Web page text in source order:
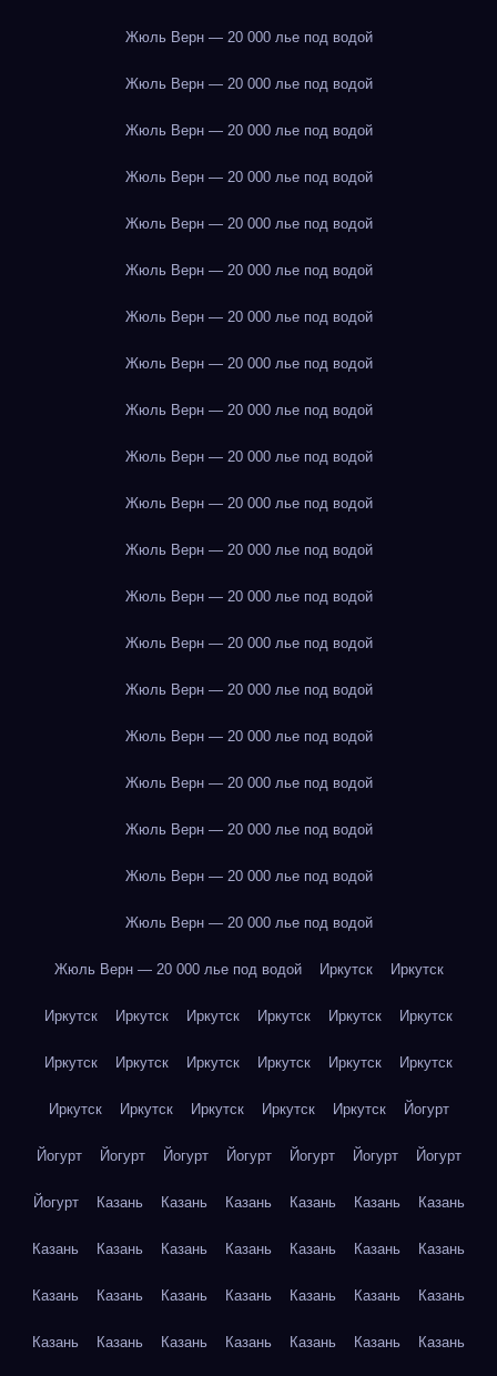
Жюль Верн — 20 000 лье под водой
Жюль Верн — 20 000 лье под водой
Жюль Верн — 20 000 лье под водой
Жюль Верн — 20 000 лье под водой
Жюль Верн — 20 000 лье под водой
Жюль Верн — 20 000 лье под водой
Жюль Верн — 20 000 лье под водой
Жюль Верн — 20 000 лье под водой
Жюль Верн — 20 000 лье под водой
Жюль Верн — 20 000 лье под водой
Жюль Верн — 20 000 лье под водой
Жюль Верн — 20 000 лье под водой
Жюль Верн — 20 000 лье под водой
Жюль Верн — 20 000 лье под водой
Жюль Верн — 20 000 лье под водой
Жюль Верн — 20 000 лье под водой
Жюль Верн — 20 000 лье под водой
Жюль Верн — 20 000 лье под водой
Жюль Верн — 20 000 лье под водой
Жюль Верн — 20 000 лье под водой
Жюль Верн — 20 000 лье под водой Иркутск Иркутск
Иркутск Иркутск Иркутск Иркутск Иркутск Иркутск
Иркутск Иркутск Иркутск Иркутск Иркутск Иркутск
Иркутск Иркутск Иркутск Иркутск Иркутск Йогурт
Йогурт Йогурт Йогурт Йогурт Йогурт Йогурт Йогурт
Йогурт Казань Казань Казань Казань Казань Казань
Казань Казань Казань Казань Казань Казань Казань
Казань Казань Казань Казань Казань Казань Казань
Казань Казань Казань Казань Казань Казань Казань